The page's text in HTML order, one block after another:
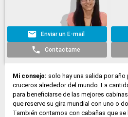
Enviar un E-mail
Contactame
Mi consejo: solo hay una salida por
cruceros alrededor del mundo. La
para beneficiarse de las mejores
que reserve su gira mundial con uno o
También contamos con cabañas que se